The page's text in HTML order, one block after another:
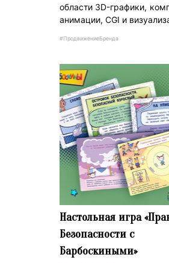
области 3D-графики,
анимации, CGI и
#ПродвижениеБренда
Настольная игра
Безопасности с
Барбоскиными»